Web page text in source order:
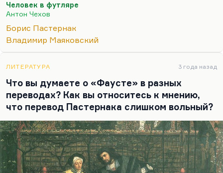
заполняет их внутреннюю тревожность.
Я могу это понять. Если уж Пастернак, постоянно
чувствовавший себя виноватым, не посмел им
прощать людей, которые нуждаются постоянно
вакуума. Понимаете, это, кстати,…
Человек в футляре
Антон Чехов
Борис Пастернак
Владимир Маяковский
ЛИТЕРАТУРА 3 года назад
Что вы думаете о «Фаусте» в разных
переводах? Как вы относитесь к мнению,
что перевод Пастернака слишком вольный?